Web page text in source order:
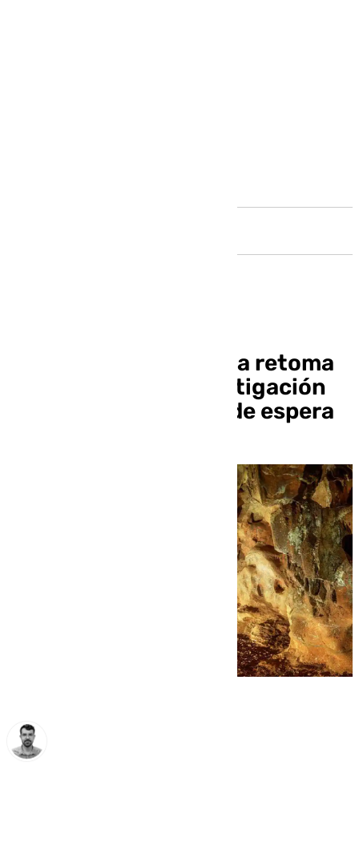
La Cueva de la Victoria retoma
sus trabajos de investigación
tras más de 50 años de espera